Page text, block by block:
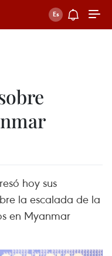
hoy sus
la escalada de la
en Myanmar